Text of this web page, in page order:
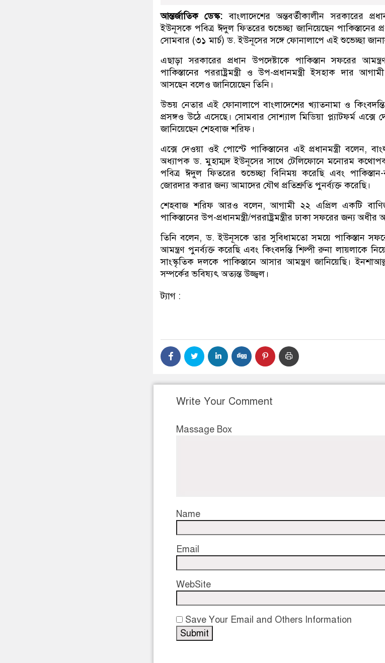
আন্তর্জাতিক ডেস্ক:বাংলাদেশের অন্তবর্তীকালীন সরকারের
ইউনূসকে পবিত্র ঈদুল ফিতরের শুভেচ্ছা জানিয়েছেন পাকিস্তানের
সোমবার (৩১ মার্চ) ড. ইউনূসের সঙ্গে ফোনালাপে এই শুভেচ্ছা
এছাড়া সরকারের প্রধান উপদেষ্টাকে পাকিস্তান সফরের
পাকিস্তানের পররাষ্ট্রমন্ত্রী ও উপ-প্রধানমন্ত্রী ইসহাক দার
আসছেন বলেও জানিয়েছেন তিনি।
উভয় নেতার এই ফোনালাপে বাংলাদেশের খ্যাতনামা ও
প্রসঙ্গও উঠে এসেছে। সোমবার সোশ্যাল মিডিয়া প্ল্যাটফর্ম
জানিয়েছেন শেহবাজ শরিফ।
এক্সে দেওয়া ওই পোস্টে পাকিস্তানের এই প্রধানমন্ত্রী বলেন,
অধ্যাপক ড. মুহাম্মদ ইউনূসের সাথে টেলিফোনে মনোরম
পবিত্র ঈদুল ফিতরের শুভেচ্ছা বিনিময় করেছি এবং
জোরদার করার জন্য আমাদের যৌথ প্রতিশ্রুতি পুনর্ব্যক্ত করেছি।
শেহবাজ শরিফ আরও বলেন, আগামী ২২ এপ্রিল একটি
পাকিস্তানের উপ-প্রধানমন্ত্রী/পররাষ্ট্রমন্ত্রীর ঢাকা সফরের জন্য
তিনি বলেন, ড. ইউনূসকে তার সুবিধামতো সময়ে পাকিস্তান
আমন্ত্রণ পুনর্ব্যক্ত করেছি এবং কিংবদন্তি শিল্পী রুনা লায়লাকে
সাংস্কৃতিক দলকে পাকিস্তানে আসার আমন্ত্রণ জানিয়েছি।
সম্পর্কের ভবিষ্যৎ অত্যন্ত উজ্জ্বল।
ট্যাগ :
Write Your Comment
Massage Box
Name
Email
WebSite
Save Your Email and Others Information